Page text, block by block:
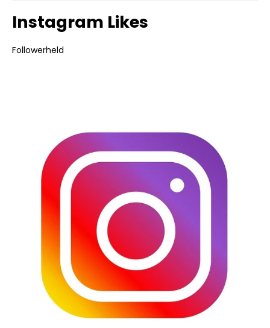
Instagram Likes
Followerheld